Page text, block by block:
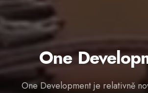
One
One Development je relativně